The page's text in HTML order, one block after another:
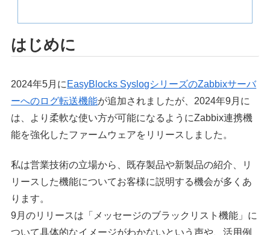
はじめに
2024年5月に EasyBlocks SyslogシリーズのZabbixサーバ
ーへのログ転送機能が追加されましたが、2024年9月に
は、より柔軟な使い方が可能になるようにZabbix連携機
能を強化したファームウェアをリリースしました。
私は営業技術の立場から、既存製品や新製品の紹介、リ
リースした機能についてお客様に説明する機会が多くあ
ります。
9月のリリースは「メッセージのブラックリスト機能」に
ついて具体的なイメージがわかないという声や、活用例